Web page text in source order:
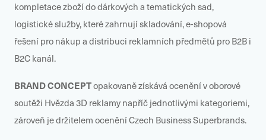
kompletace zboží do dárkových a tematických sad,
logistické služby, které zahrnují skladování, e-shopová
řešení pro nákup a distribuci reklamních předmětů pro B2B i
B2C kanál.
BRAND CONCEPTopakovaně získává ocenění v oborové
soutěži Hvězda 3D reklamy napříč jednotlivými kategoriemi,
zároveň je držitelem ocenění Czech Business Superbrands.